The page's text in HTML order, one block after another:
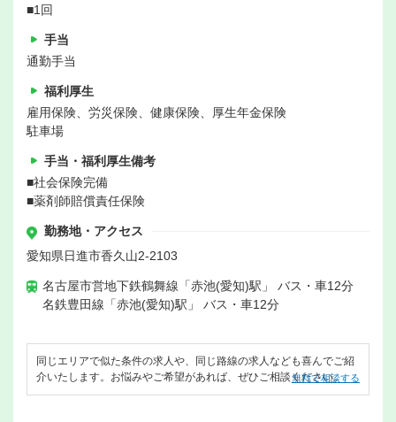
■1回
手当
通勤手当
福利厚生
雇用保険、労災保険、健康保険、厚生年金保険
駐車場
手当・福利厚生備考
■社会保険完備
■薬剤師賠償責任保険
勤務地・アクセス
愛知県日進市香久山2-2103
名古屋市営地下鉄鶴舞線「赤池(愛知)駅」 バス・車12分
名鉄豊田線「赤池(愛知)駅」 バス・車12分
同じエリアで似た条件の求人や、同じ路線の求人なども喜んでご紹
介いたします。お悩みやご希望があれば、ぜひご相談ください。
無料で相談する